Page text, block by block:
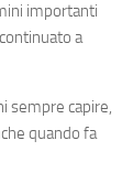
importanti
a
sempre capire,
quando fa